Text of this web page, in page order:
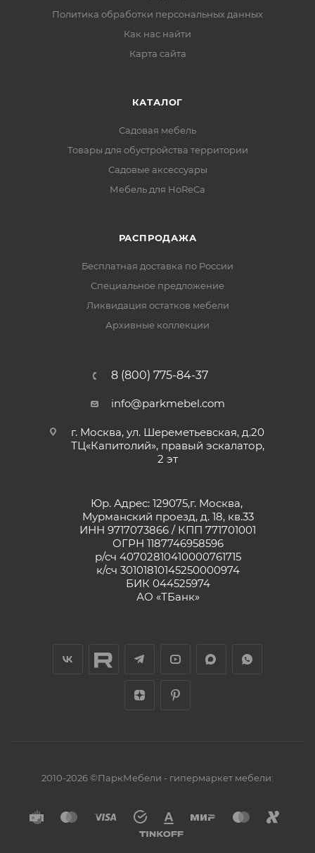
Политика обработки персональных данных
Как нас найти
Карта сайта
КАТАЛОГ
Садовая мебель
Товары для обустройства территории
Садовые аксессуары
Мебель для HoReCa
РАСПРОДАЖА
Бесплатная доставка по России
Специальное предложение
Ликвидация остатков мебели
Архивные коллекции
8 (800) 775-84-37
info@parkmebel.com
г. Москва, ул. Шереметьевская, д.20
ТЦ«Капитолий», правый эскалатор,
2 эт
Юр. Адрес: 129075,г. Москва,
Мурманский проезд, д. 18, кв.33
ИНН 9717073866 / КПП 771701001
ОГРН 1187746958596
р/сч 40702810410000761715
к/сч 30101810145250000974
БИК 044525974
АО «ТБанк»
2010-2026 ©ПаркМебели - гипермаркет мебели: